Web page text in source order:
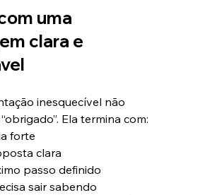
uma
clara e
inesquecível não
Ela termina com:
forte
clara
passo definido
sair sabendo